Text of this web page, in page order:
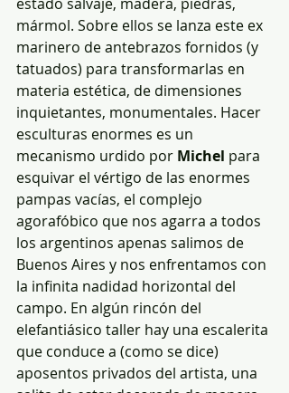
mármol. Sobre ellos se lanza este ex
marinero de antebrazos fornidos (y
tatuados) para transformarlas en
materia estética, de dimensiones
inquietantes, monumentales. Hacer
esculturas enormes es un
mecanismo urdido por Michel para
esquivar el vértigo de las enormes
pampas vacías, el complejo
agorafóbico que nos agarra a todos
los argentinos apenas salimos de
Buenos Aires y nos enfrentamos con
la infinita nadidad horizontal del
campo. En algún rincón del
elefantiásico taller hay una escalerita
que conduce a (como se dice)
aposentos privados del artista, una